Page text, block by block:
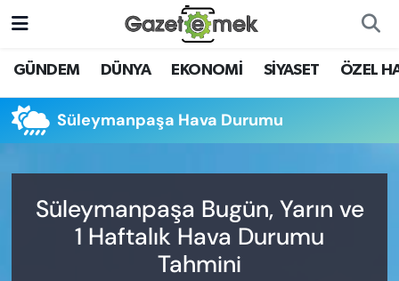
GÜNDEM DÜNYA EKONOMİ SİYASET ÖZEL
Süleymanpaşa Hava Durumu
Süleymanpaşa Bugün, Yarın ve
1 Haftalık Hava Durumu
Tahmini
DÜNYA
EKONOMİ
YENİ MEDYADA EMEK
GAZETECİLİĞİNİ GELİŞTİRMEK
FAYDALI BİLGİLER
Nöbetçi Eczaneler
Hava Durumu
Trafik Durumu
Süper Lig Puan Durumu ve Fikstür